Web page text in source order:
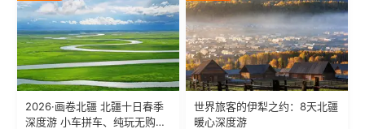
2026·画卷北疆 北疆十日春季
深度游 小车拼车、纯玩无购
世界旅客的伊犁之约：8天北疆
暖心深度游